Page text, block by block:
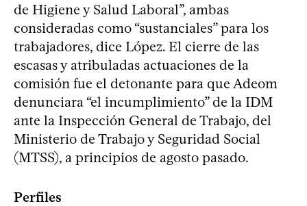
de Higiene y Salud Laboral”, ambas
consideradas como “sustanciales” para los
trabajadores, dice López. El cierre de las
escasas y atribuladas actuaciones de la
comisión fue el detonante para que Adeom
denunciara “el incumplimiento” de la IDM
ante la Inspección General de Trabajo, del
Ministerio de Trabajo y Seguridad Social
(MTSS), a principios de agosto pasado.
Perfiles